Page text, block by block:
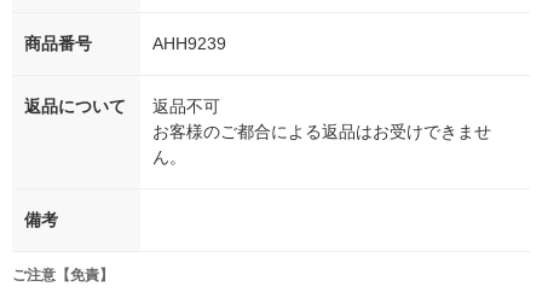
商品番号 AHH9239
返品について
返品不可
お客様のご都合による返品はお受けできませ
ん。
備考
ご注意【免責】